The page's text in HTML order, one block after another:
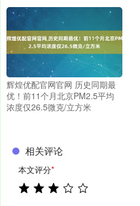
辉煌优配官网官网 历史同期最
优！前11个月北京PM2.5平均
浓度仅26.5微克/立方米
相关评论
本文评分*